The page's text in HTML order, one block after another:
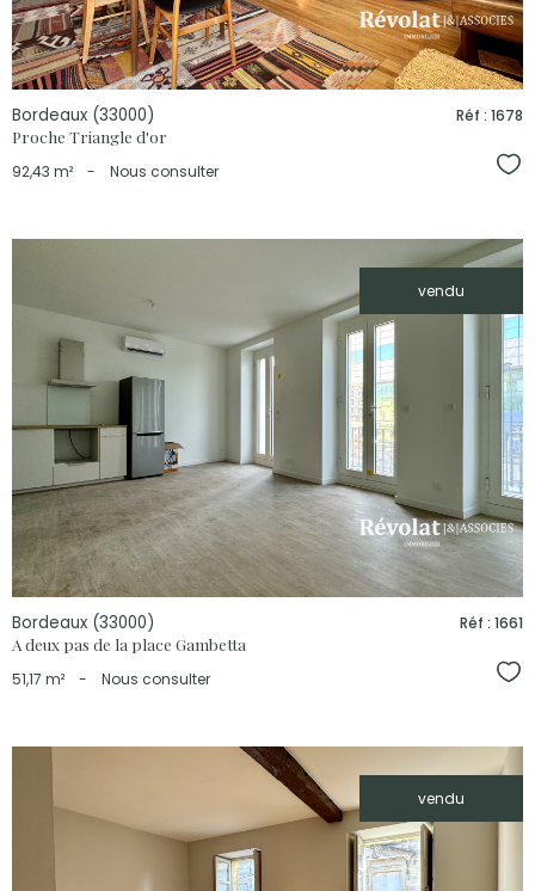
Bordeaux (33000)
Proche Triangle d'or
Réf : 1678
92,43 m² - Nous consulter
vendu
voir le
bien
Bordeaux (33000)
A deux pas de la place Gambetta
Réf : 1661
51,17 m² - Nous consulter
vendu